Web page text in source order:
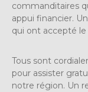
commanditaires
appui financier.
qui ont accepté le
Tous sont
pour assister
notre région. Un